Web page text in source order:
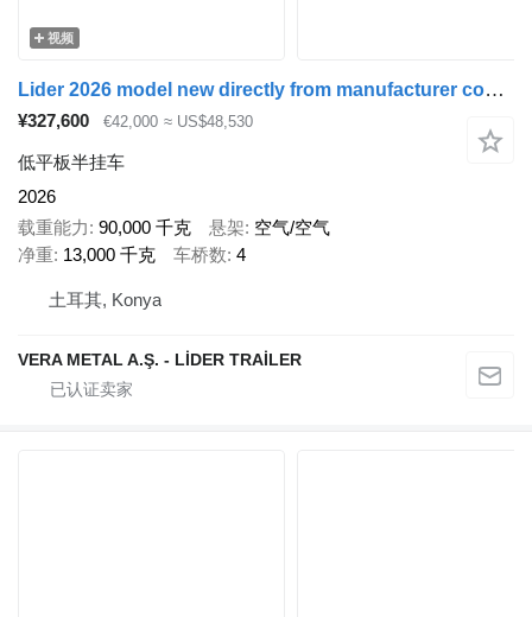
视频
Lider 2026 model new directly from manufacturer company available sto
¥327,600 €42,000 ≈ US$48,530
低平板半挂车
2026
载重能力 90,000 千克 悬架 空气/空气
净重 13,000 千克 车桥数 4
土耳其, Konya
VERA METAL A.Ş. - LİDER TRAİLER